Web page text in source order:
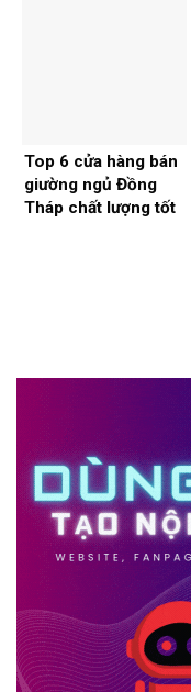
Top 6 cửa hàng bán
giường ngủ Đồng
Tháp chất lượng tốt